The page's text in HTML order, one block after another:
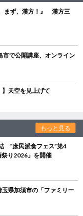
まず、漢方！』 漢方三
で公開講座、オンライン
】天空を見上げて
もっと見る
“庶民派食フェス”第4
り2026」を開催
県加須市の「ファミリー